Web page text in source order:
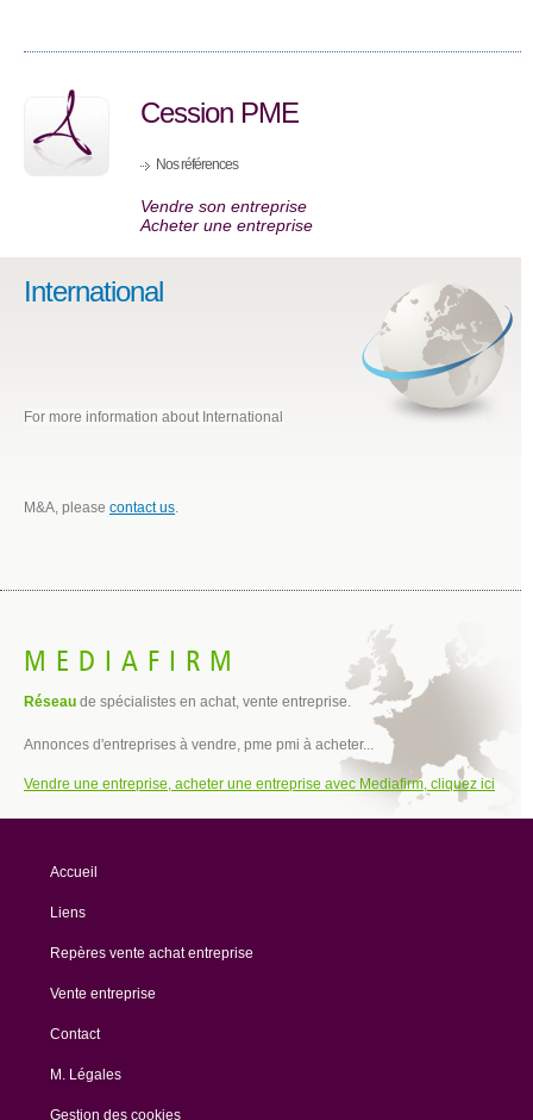
Cession PME
Nos références
Vendre son entreprise
Acheter une entreprise
International
For more information about International
M&A, please contact us.
MEDIAFIRM
Réseau de spécialistes en achat, vente entreprise.
Annonces d'entreprises à vendre, pme pmi à acheter...
Vendre une entreprise, acheter une entreprise avec Mediafirm, cliquez ici
Accueil
Liens
Repères vente achat entreprise
Vente entreprise
Contact
M. Légales
Gestion des cookies